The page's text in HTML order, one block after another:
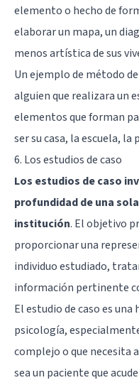
elemento o hecho de
elaborar un mapa, un
menos artística de sus
Un ejemplo de método
alguien que realizara un
elementos que forman
ser su casa, la escuela, la
6. Los estudios de caso
Los estudios de caso
profundidad de una
institución. El objetivo
proporcionar una
individuo estudiado,
información pertinente
El estudio de caso es
psicología,
complejo o que necesita
sea un paciente que